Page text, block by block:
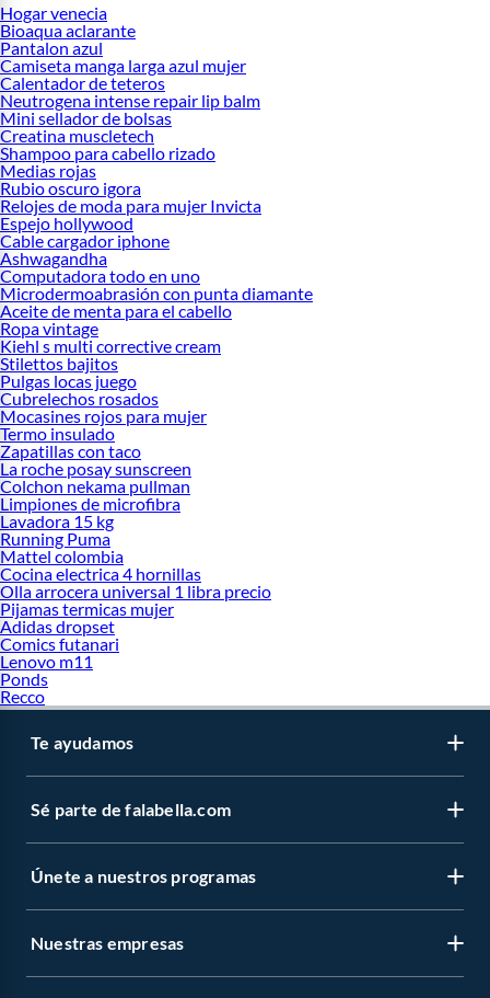
Hogar venecia
Bioaqua aclarante
Pantalon azul
Camiseta manga larga azul mujer
Calentador de teteros
Neutrogena intense repair lip balm
Mini sellador de bolsas
Creatina muscletech
Shampoo para cabello rizado
Medias rojas
Rubio oscuro igora
Relojes de moda para mujer Invicta
Espejo hollywood
Cable cargador iphone
Ashwagandha
Computadora todo en uno
Microdermoabrasión con punta diamante
Aceite de menta para el cabello
Ropa vintage
Kiehl s multi corrective cream
Stilettos bajitos
Pulgas locas juego
Cubrelechos rosados
Mocasines rojos para mujer
Termo insulado
Zapatillas con taco
La roche posay sunscreen
Colchon nekama pullman
Limpiones de microfibra
Lavadora 15 kg
Running Puma
Mattel colombia
Cocina electrica 4 hornillas
Olla arrocera universal 1 libra precio
Pijamas termicas mujer
Adidas dropset
Comics futanari
Lenovo m11
Ponds
Recco
Te ayudamos
Sé parte de falabella.com
Únete a nuestros programas
Nuestras empresas